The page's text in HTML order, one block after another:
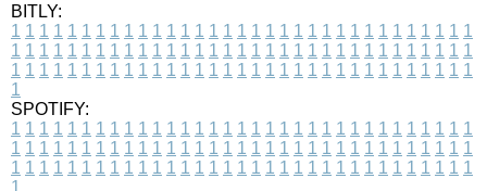
BITLY:
1 1 1 1 1 1 1 1 1 1 1 1 1 1 1 1 1 1 1 1 1 1 1 1 1 1 1 1 1 1 1 1 1
1 1 1 1 1 1 1 1 1 1 1 1 1 1 1 1 1 1 1 1 1 1 1 1 1 1 1 1 1 1 1 1 1
1 1 1 1 1 1 1 1 1 1 1 1 1 1 1 1 1 1 1 1 1 1 1 1 1 1 1 1 1 1 1 1 1
1
SPOTIFY:
1 1 1 1 1 1 1 1 1 1 1 1 1 1 1 1 1 1 1 1 1 1 1 1 1 1 1 1 1 1 1 1 1
1 1 1 1 1 1 1 1 1 1 1 1 1 1 1 1 1 1 1 1 1 1 1 1 1 1 1 1 1 1 1 1 1
1 1 1 1 1 1 1 1 1 1 1 1 1 1 1 1 1 1 1 1 1 1 1 1 1 1 1 1 1 1 1 1 1
1